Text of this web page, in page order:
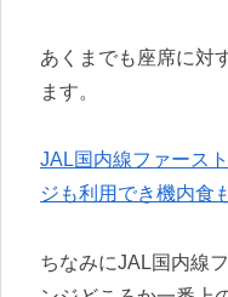
あくまでも座席に対
ます。
JAL国内線ファース
ジも利用でき機内食
ちなみにJAL国内線